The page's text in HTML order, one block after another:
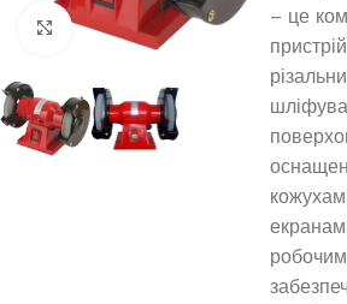
Клацніть, щоб збільшити– це